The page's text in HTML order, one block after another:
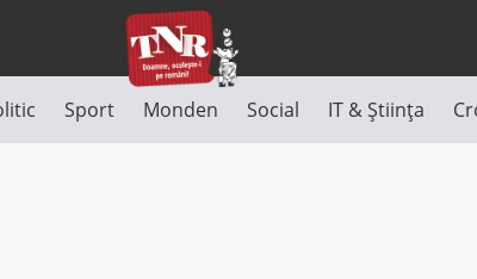
Sport Monden Social IT & Știința